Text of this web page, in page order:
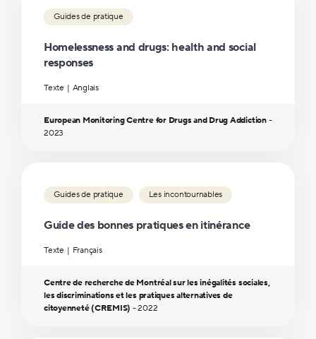
Guides de pratique
Homelessness and drugs: health and social
responses
Texte Anglais
European Monitoring Centre for Drugs and Drug Addiction-
2023
Guides de pratique Les incontournables
Guide des bonnes pratiques en itinérance
Texte Français
Centre de recherche de Montréal sur les inégalités sociales,
les discriminations et les pratiques alternatives de
citoyenneté (CREMIS) -2022